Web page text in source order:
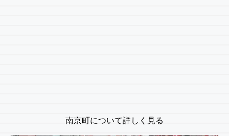
南京町について詳しく見る